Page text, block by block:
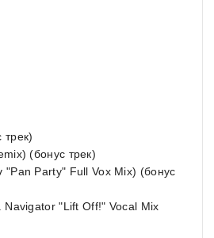
(бонус трек)
"Pan Party" Full Vox Mix) (бонус
Navigator "Lift Off!" Vocal Mix